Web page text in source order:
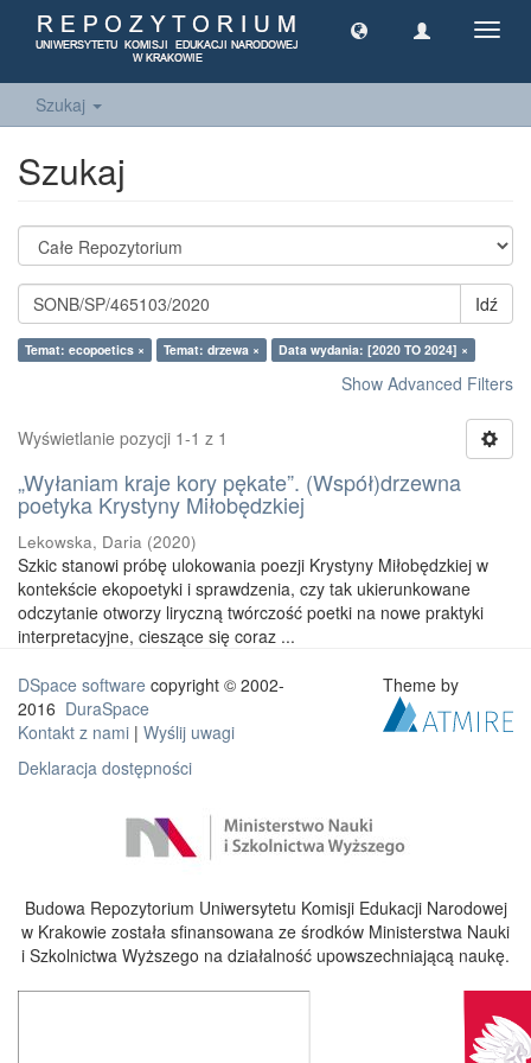
Szukaj
Szukaj
Idź
Temat: ecopoetics × Temat: drzewa × Data wydania: [2020 TO 2024] ×
Show Advanced Filters
Wyświetlanie pozycji 1-1 z 1
„Wyłaniam kraje kory pękate”. (Współ)drzewna
poetyka Krystyny Miłobędzkiej
Lekowska, Daria (2020)
Szkic stanowi próbę ulokowania poezji Krystyny Miłobędzkiej w
kontekście ekopoetyki i sprawdzenia, czy tak ukierunkowane
odczytanie otworzy liryczną twórczość poetki na nowe praktyki
interpretacyjne, cieszące się coraz ...
DSpace software copyright © 2002-
2016 DuraSpace
Kontakt z nami | Wyślij uwagi
Deklaracja dostępności
Theme by
Budowa Repozytorium Uniwersytetu Komisji Edukacji Narodowej
w Krakowie została sfinansowana ze środków Ministerstwa Nauki
i Szkolnictwa Wyższego na działalność upowszechniającą naukę.